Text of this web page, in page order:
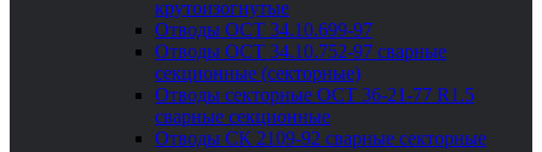
крутоизогнутые
Отводы ОСТ 34.10.699-97
Отводы ОСТ 34.10.752-97 сварные
секционные (секторные)
Отводы секторные ОСТ 36-21-77 R1.5
сварные секционные
Отводы СК 2109-92 сварные секторные